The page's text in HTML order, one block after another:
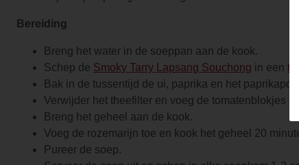
Bereiding
Breng het water in de soeppan aan de kook.
Schep de Smoky Tarry Lapsang Souchong in een
Bak in de tussentijd de ui, paprika en het
Verwijder het theefilter en voeg de tomatenblokjes
Breng het geheel aan de kook.
Voeg de rozemarijn toe en kook het geheel 20
Pureer de soep.